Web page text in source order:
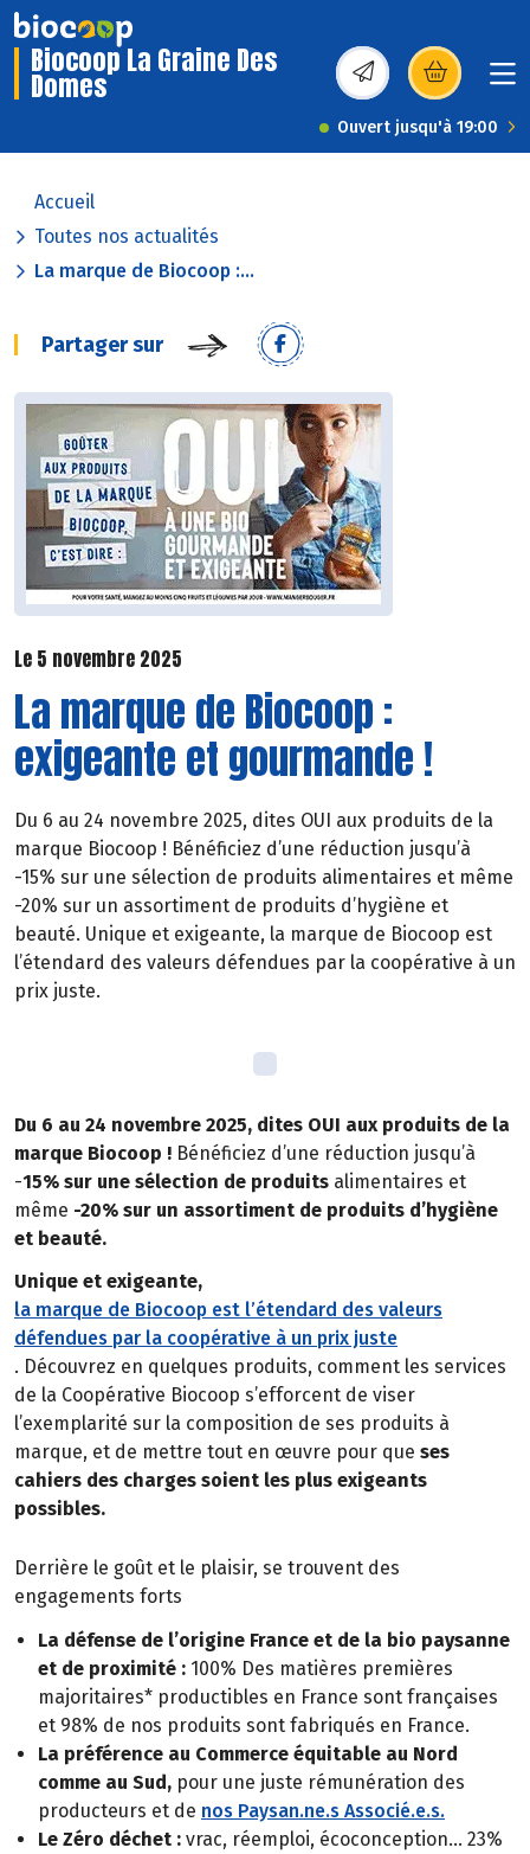
Biocoop La Graine Des
Domes (s’ouvre dans une
Ouvert jusqu'à 19:00
Accueil
Toutes nos actualités
La marque de Biocoop :...
Partager sur
Le 5 novembre 2025
La marque de Biocoop :
exigeante et gourmande !
Du 6 au 24 novembre 2025, dites OUI aux produits de la
marque Biocoop ! Bénéficiez d’une réduction jusqu’à
-15% sur une sélection de produits alimentaires et même
-20% sur un assortiment de produits d’hygiène et
beauté. Unique et exigeante, la marque de Biocoop est
l’étendard des valeurs défendues par la coopérative à un
prix juste.
Du 6 au 24 novembre 2025, dites OUI aux produits de la
marque Biocoop ! Bénéficiez d’une réduction jusqu’à
-15% sur une sélection de produits alimentaires et
même -20% sur un assortiment de produits d’hygiène
et beauté.
Unique et exigeante,
la marque de Biocoop est l’étendard des valeurs
défendues par la coopérative à un prix juste
. Découvrez en quelques produits, comment les services
de la Coopérative Biocoop s’efforcent de viser
l’exemplarité sur la composition de ses produits à
marque, et de mettre tout en œuvre pour que ses
cahiers des charges soient les plus exigeants
possibles.
Derrière le goût et le plaisir, se trouvent des
engagements forts
La défense de l’origine France et de la bio paysanne
et de proximité : 100% Des matières premières
majoritaires* productibles en France sont françaises
et 98% de nos produits sont fabriqués en France.
La préférence au Commerce équitable au Nord
comme au Sud, pour une juste rémunération des
producteurs et de nos Paysan.ne.s Associé.e.s.
Le Zéro déchet : vrac, réemploi, écoconception… 23%